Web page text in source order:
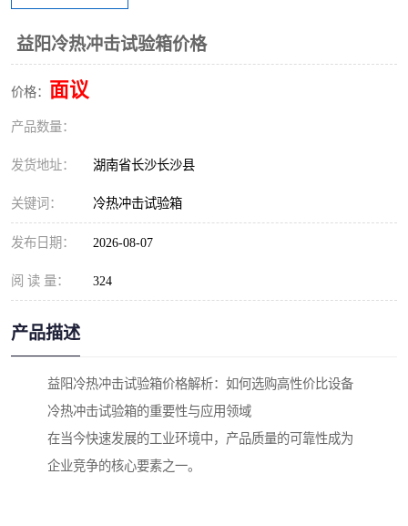
益阳冷热冲击试验箱价格
价格： 面议
产品数量：
发货地址： 湖南省长沙长沙县
关键词： 冷热冲击试验箱
发布日期： 2026-08-07
阅 读 量： 324
产品描述
益阳冷热冲击试验箱价格解析：如何选购高性价比设备
冷热冲击试验箱的重要性与应用领域
在当今快速发展的工业环境中，产品质量的可靠性成为
企业竞争的核心要素之一。